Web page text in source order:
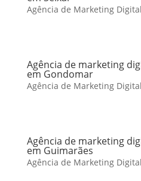
Agência de Marketing
Agência de marketing
em Gondomar
Agência de Marketing
Agência de marketing
em Guimarães
Agência de Marketing